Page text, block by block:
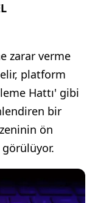
zarar verme
platform
Hattı' gibi
bir
ön